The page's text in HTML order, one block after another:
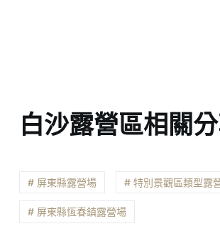
白沙露營區相關
# 屏東縣露營場 # 特別景觀區類型露
# 屏東縣恆春鎮露營場